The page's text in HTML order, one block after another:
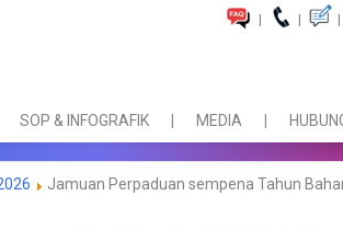
| | |
SOP & INFOGRAFIK MEDIA
Jamuan Perpaduan sempena Tahun